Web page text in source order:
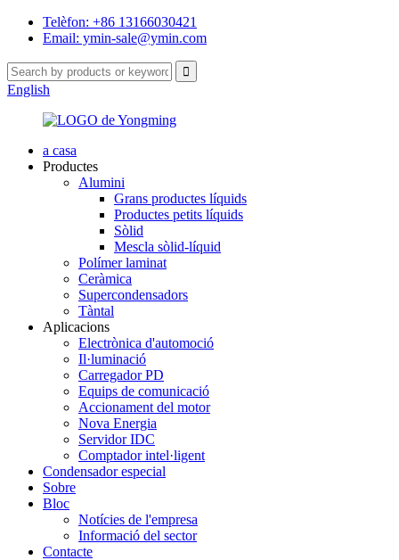
Telèfon: +86 13166030421
Email: ymin-sale@ymin.com
English
a casa
Productes
Alumini
Grans productes líquids
Productes petits líquids
Sòlid
Mescla sòlid-líquid
Polímer laminat
Ceràmica
Supercondensadors
Tàntal
Aplicacions
Electrònica d'automoció
Il·luminació
Carregador PD
Equips de comunicació
Accionament del motor
Nova Energia
Servidor IDC
Comptador intel·ligent
Condensador especial
Sobre
Bloc
Notícies de l'empresa
Informació del sector
Contacte